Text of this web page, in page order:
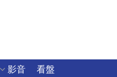
影音 看盤